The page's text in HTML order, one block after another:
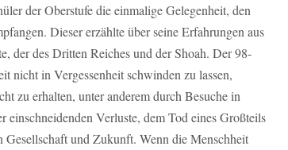
der Oberstufe die einmalige Gelegenheit, den
Dieser erzählte über seine Erfahrungen aus
der des Dritten Reiches und der Shoah. Der 98-
nicht in Vergessenheit schwinden zu lassen,
zu erhalten, unter anderem durch Besuche in
Verluste, dem Tod eines Großteils
und Zukunft. Wenn die Menschheit